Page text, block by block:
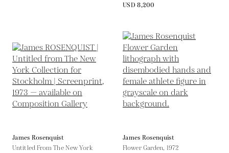
USD 8,200
James Rosenquist
Untitled From The New York
James Rosenquist
Flower Garden, 1972